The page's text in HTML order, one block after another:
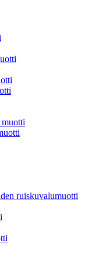
muotti
ruiskuvalumuotti